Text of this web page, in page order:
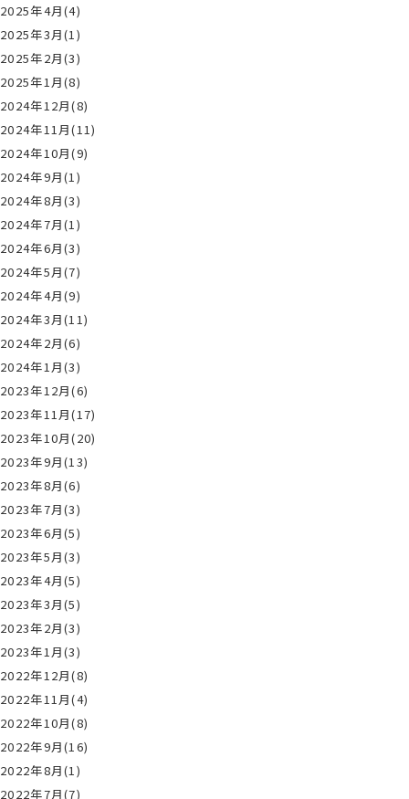
2025年4月(4)
2025年3月(1)
2025年2月(3)
2025年1月(8)
2024年12月(8)
2024年11月(11)
2024年10月(9)
2024年9月(1)
2024年8月(3)
2024年7月(1)
2024年6月(3)
2024年5月(7)
2024年4月(9)
2024年3月(11)
2024年2月(6)
2024年1月(3)
2023年12月(6)
2023年11月(17)
2023年10月(20)
2023年9月(13)
2023年8月(6)
2023年7月(3)
2023年6月(5)
2023年5月(3)
2023年4月(5)
2023年3月(5)
2023年2月(3)
2023年1月(3)
2022年12月(8)
2022年11月(4)
2022年10月(8)
2022年9月(16)
2022年8月(1)
2022年7月(7)